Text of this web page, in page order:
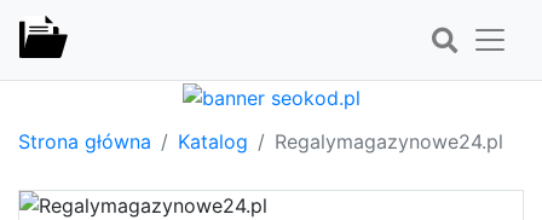
Strona główna Katalog Regalymagazynowe24.pl